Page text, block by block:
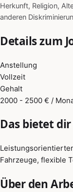
Herkunft, Religion,
anderen
Details zum
Anstellung
Vollzeit
Gehalt
2000 - 2500 € /
Das bietet
Fahrzeuge, flexible
Über den